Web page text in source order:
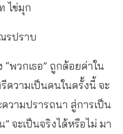
ไข่มุก
รปราบ
“พวกเธอ” ถูกด้อยค่าใน
ความเป็นคนในครั้งนี้ จะ
วามปรารถนา สู่การเป็น
” จะเป็นจริงได้หรือไม่ มา